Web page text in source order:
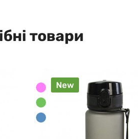
товари
New